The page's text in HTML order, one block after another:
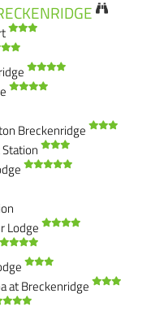
Breckenridge
Lodge
at Breckenridge